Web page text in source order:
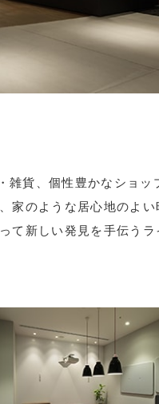
雑貨、個性豊かなショッ
家のような居心地のよい
て新しい発見を手伝うラ